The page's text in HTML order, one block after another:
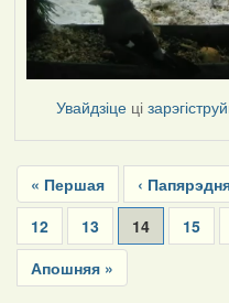
Увайдзіце ці
Pagination
First
page
« Першая
Previous
page
‹
Page
12 Page
13
Current
page
14 Page
15
Last
page
Апошняя »